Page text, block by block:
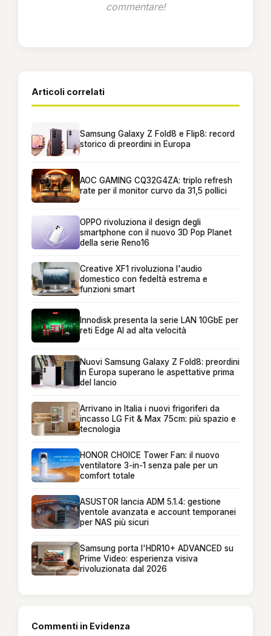
commentare!
Articoli correlati
Samsung Galaxy Z Fold8 e Flip8: record
storico di preordini in Europa
AOC GAMING CQ32G4ZA: triplo refresh
rate per il monitor curvo da 31,5 pollici
OPPO rivoluziona il design degli
smartphone con il nuovo 3D Pop Planet
della serie Reno16
Creative XF1 rivoluziona l'audio
domestico con fedeltà estrema e
funzioni smart
Innodisk presenta la serie LAN 10GbE per
reti Edge AI ad alta velocità
Nuovi Samsung Galaxy Z Fold8: preordini
in Europa superano le aspettative prima
del lancio
Arrivano in Italia i nuovi frigoriferi da
incasso LG Fit & Max 75cm: più spazio e
tecnologia
HONOR CHOICE Tower Fan: il nuovo
ventilatore 3-in-1 senza pale per un
comfort totale
ASUSTOR lancia ADM 5.1.4: gestione
ventole avanzata e account temporanei
per NAS più sicuri
Samsung porta l'HDR10+ ADVANCED su
Prime Video: esperienza visiva
rivoluzionata dal 2026
Commenti in Evidenza